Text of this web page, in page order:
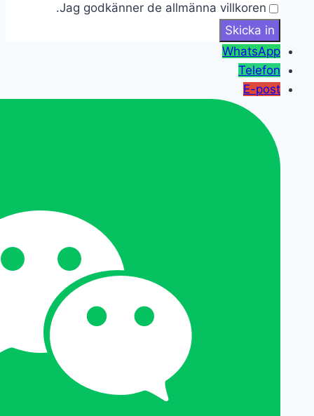
Jag godkänner de allmänna villkoren.
WhatsApp
Telefon
E-post